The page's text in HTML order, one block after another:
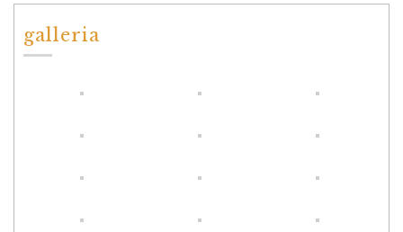
galleria